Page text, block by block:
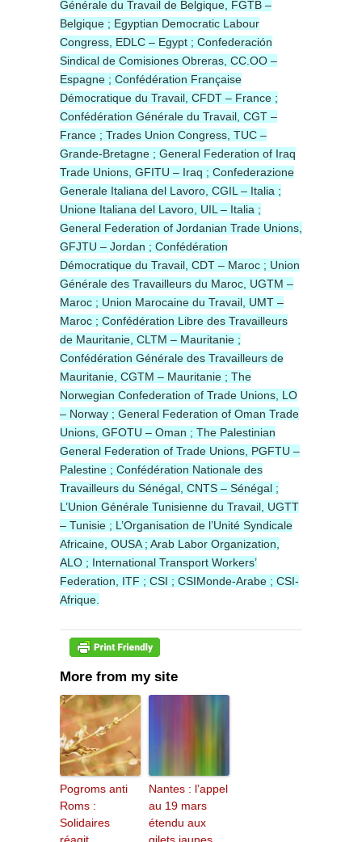
Générale du Travail de Belgique, FGTB –
Belgique ; Egyptian Democratic Labour
Congress, EDLC – Egypt ; Confederación
Sindical de Comisiones Obreras, CC.OO –
Espagne ; Confédération Française
Démocratique du Travail, CFDT – France ;
Confédération Générale du Travail, CGT –
France ; Trades Union Congress, TUC –
Grande-Bretagne ; General Federation of Iraq
Trade Unions, GFITU – Iraq ; Confederazione
Generale Italiana del Lavoro, CGIL – Italia ;
Unione Italiana del Lavoro, UIL – Italia ;
General Federation of Jordanian Trade Unions,
GFJTU – Jordan ; Confédération
Démocratique du Travail, CDT – Maroc ; Union
Générale des Travailleurs du Maroc, UGTM –
Maroc ; Union Marocaine du Travail, UMT –
Maroc ; Confédération Libre des Travailleurs
de Mauritanie, CLTM – Mauritanie ;
Confédération Générale des Travailleurs de
Mauritanie, CGTM – Mauritanie ; The
Norwegian Confederation of Trade Unions, LO
– Norway ; General Federation of Oman Trade
Unions, GFOTU – Oman ; The Palestinian
General Federation of Trade Unions, PGFTU –
Palestine ; Confédération Nationale des
Travailleurs du Sénégal, CNTS – Sénégal ;
L’Union Générale Tunisienne du Travail, UGTT
– Tunisie ; L’Organisation de l’Unité Syndicale
Africaine, OUSA ; Arab Labor Organization,
ALO ; International Transport Workers’
Federation, ITF ; CSI ; CSIMonde-Arabe ; CSI-
Afrique.
More from my site
Pogroms anti
Roms :
Solidaires
Nantes : l’appel
au 19 mars
étendu aux